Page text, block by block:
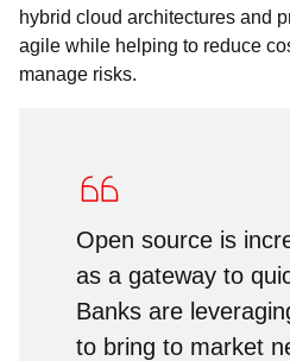
hybrid cloud architectures and
agile while helping to reduce
manage risks.
Open source is
as a gateway to
Banks are
to bring to market